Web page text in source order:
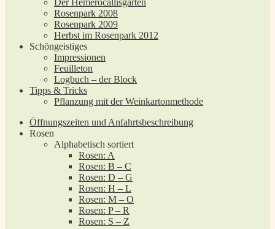
Der Hemerocallisgarten
Rosenpark 2008
Rosenpark 2009
Herbst im Rosenpark 2012
Schöngeistiges
Impressionen
Feuilleton
Logbuch – der Block
Tipps & Tricks
Pflanzung mit der Weinkartonmethode
Öffnungszeiten und Anfahrtsbeschreibung
Rosen
Alphabetisch sortiert
Rosen: A
Rosen: B – C
Rosen: D – G
Rosen: H – L
Rosen: M – O
Rosen: P – R
Rosen: S – Z